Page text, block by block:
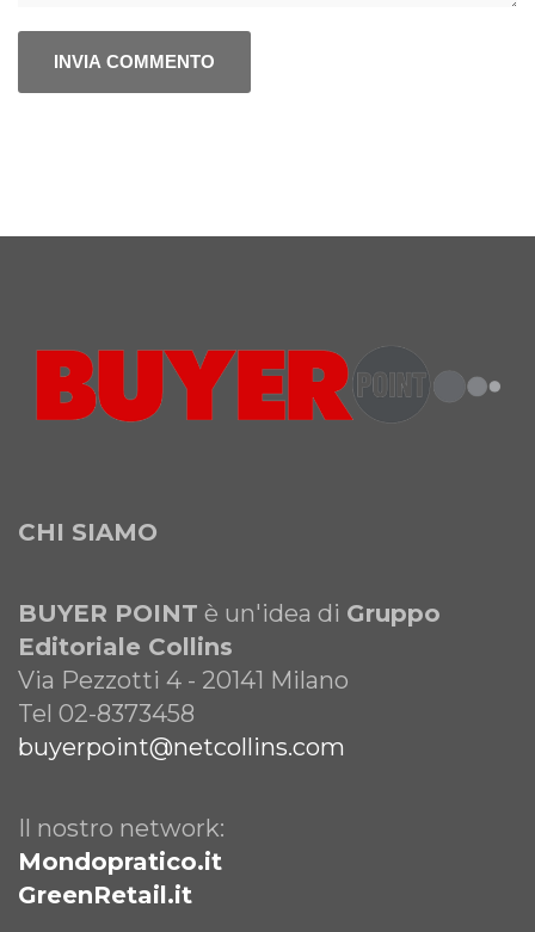
CHI SIAMO
BUYER POINT è un'idea di Gruppo
Editoriale Collins
Via Pezzotti 4 - 20141 Milano
Tel 02-8373458
buyerpoint@netcollins.com
Il nostro network:
Mondopratico.it
GreenRetail.it